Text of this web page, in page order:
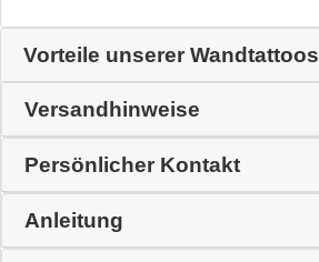
Vorteile unserer Wandtattoos
Versandhinweise
Persönlicher Kontakt
Anleitung